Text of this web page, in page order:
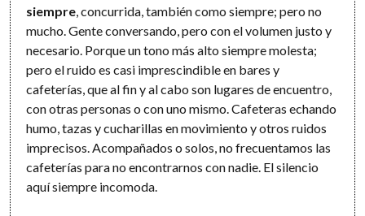
siempre , concurrida, también como siempre; pero no
mucho. Gente conversando, pero con el volumen justo y
necesario. Porque un tono más alto siempre molesta;
pero el ruido es casi imprescindible en bares y
cafeterías, que al fin y al cabo son lugares de encuentro,
con otras personas o con uno mismo. Cafeteras echando
humo, tazas y cucharillas en movimiento y otros ruidos
imprecisos. Acompañados o solos, no frecuentamos las
cafeterías para no encontrarnos con nadie. El silencio
aquí siempre incomoda.